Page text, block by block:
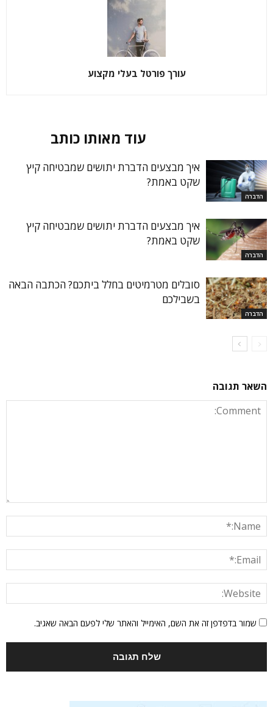
עורך פורטל בעלי מקצוע
עוד מאותו כותב
הדברה
איך מבצעים הדברת יתושים שמבטיחה קיץ
שקט באמת?
הדברה
איך מבצעים הדברת יתושים שמבטיחה קיץ
שקט באמת?
הדברה
סובלים מטרמיטים בחלל ביתכם? הכתבה הבאה
בשבילכם
השאר תגובה
שמור בדפדפן זה את השם, האימייל והאתר שלי לפעם הבאה שאגיב.